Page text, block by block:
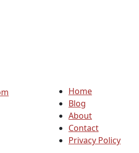
Home
Blog
About
Contact
Privacy Policy